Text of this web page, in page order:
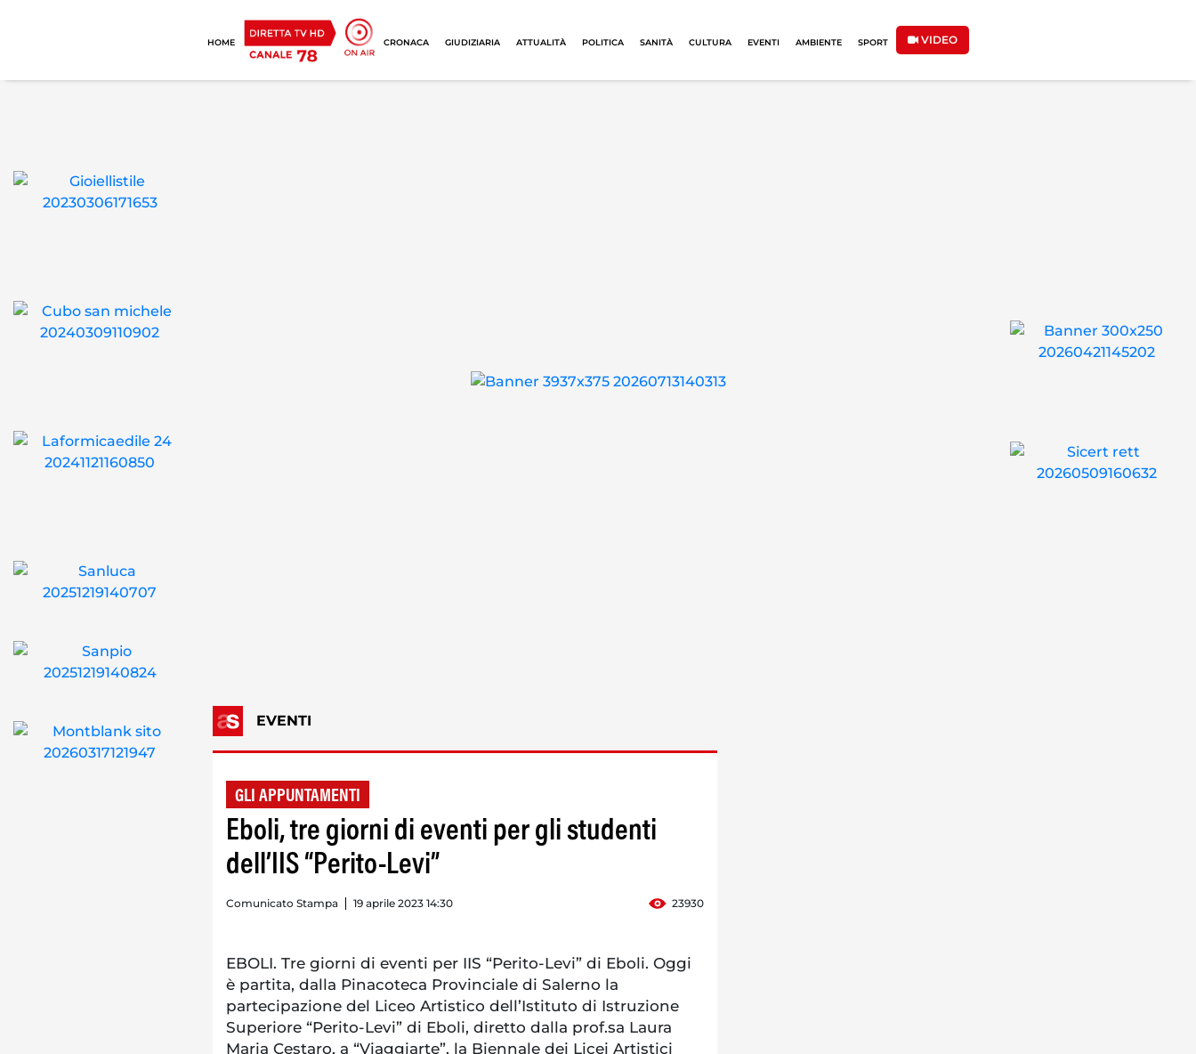
HOME CRONACA GIUDIZIARIA ATTUALITÀ POLITICA SANITÀ CULTURA EVENTI AMBIENTE SPORT VIDEO
EVENTI
GLI APPUNTAMENTI
Eboli, tre giorni di eventi per gli studenti
dell’IIS “Perito-Levi”
Comunicato Stampa 19 aprile 2023 14:30 23930
EBOLI. Tre giorni di eventi per IIS “Perito-Levi” di Eboli. Oggi
è partita, dalla Pinacoteca Provinciale di Salerno la
partecipazione del Liceo Artistico dell’Istituto di Istruzione
Superiore “Perito-Levi” di Eboli, diretto dalla prof.sa Laura
Maria Cestaro, a “Viaggiarte”, la Biennale dei Licei Artistici